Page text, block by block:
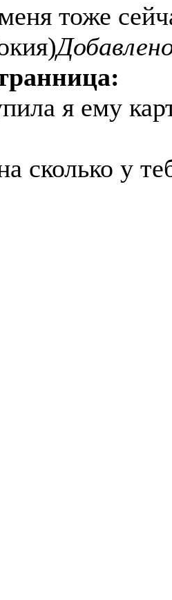
тоже
я ему
сколько у